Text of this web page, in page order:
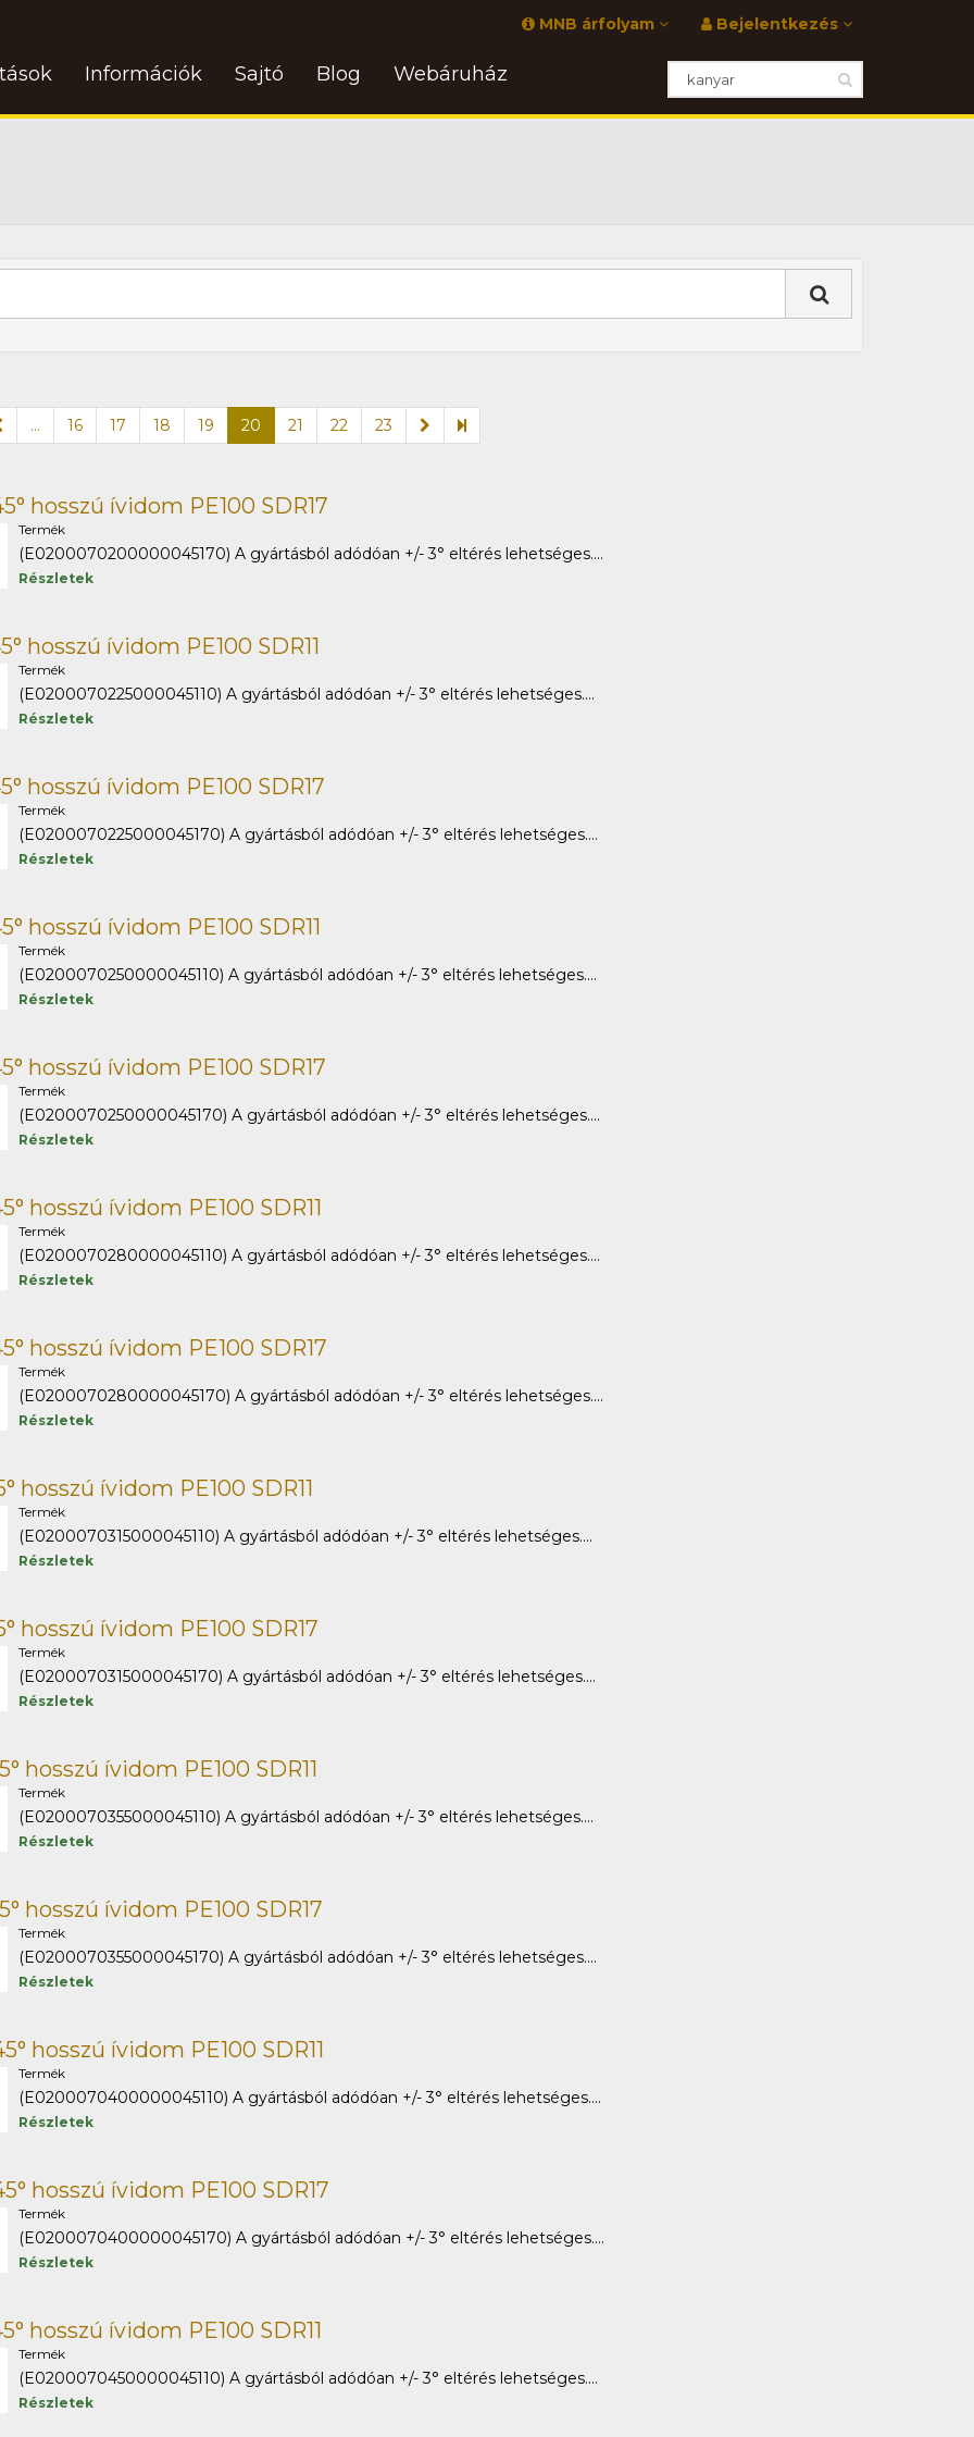
Bejelentkezés
MNB árfolyam
Információk Sajtó Blog Webáruház
... 16 17 18 19 20 21 22 23
hosszú ívidom PE100 SDR17
Termék
(E0200070200000045170) A gyártásból adódóan +/- 3° eltérés lehetséges....
Részletek
hosszú ívidom PE100 SDR11
Termék
(E0200070225000045110) A gyártásból adódóan +/- 3° eltérés lehetséges....
Részletek
hosszú ívidom PE100 SDR17
Termék
(E0200070225000045170) A gyártásból adódóan +/- 3° eltérés lehetséges....
Részletek
hosszú ívidom PE100 SDR11
Termék
(E0200070250000045110) A gyártásból adódóan +/- 3° eltérés lehetséges....
Részletek
hosszú ívidom PE100 SDR17
Termék
(E0200070250000045170) A gyártásból adódóan +/- 3° eltérés lehetséges....
Részletek
hosszú ívidom PE100 SDR11
Termék
(E0200070280000045110) A gyártásból adódóan +/- 3° eltérés lehetséges....
Részletek
hosszú ívidom PE100 SDR17
Termék
(E0200070280000045170) A gyártásból adódóan +/- 3° eltérés lehetséges....
Részletek
hosszú ívidom PE100 SDR11
Termék
(E0200070315000045110) A gyártásból adódóan +/- 3° eltérés lehetséges....
Részletek
hosszú ívidom PE100 SDR17
Termék
(E0200070315000045170) A gyártásból adódóan +/- 3° eltérés lehetséges....
Részletek
hosszú ívidom PE100 SDR11
Termék
(E0200070355000045110) A gyártásból adódóan +/- 3° eltérés lehetséges....
Részletek
hosszú ívidom PE100 SDR17
Termék
(E0200070355000045170) A gyártásból adódóan +/- 3° eltérés lehetséges....
Részletek
hosszú ívidom PE100 SDR11
Termék
(E0200070400000045110) A gyártásból adódóan +/- 3° eltérés lehetséges....
Részletek
hosszú ívidom PE100 SDR17
Termék
(E0200070400000045170) A gyártásból adódóan +/- 3° eltérés lehetséges....
Részletek
hosszú ívidom PE100 SDR11
Termék
(E0200070450000045110) A gyártásból adódóan +/- 3° eltérés lehetséges....
Részletek